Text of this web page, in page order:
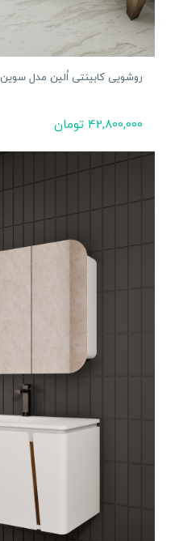
روشویی کابینتی اُلین مدل سوین
42,800,000 تومان